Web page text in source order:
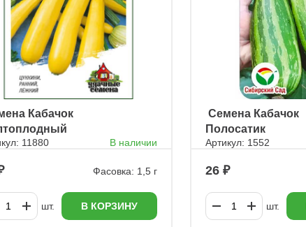
Кабачок
11880 В наличии
Фасовка: 1,5 г
шт. В КОРЗИНУ
ㅤ Семена Кабачок
Полосатик
Артикул: 1552
26
шт.